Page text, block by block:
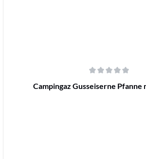
Durchschnittliche Bewertung von 0 von 5
Campingaz Gusseiserne